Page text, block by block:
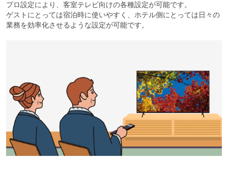
プロ設定により、客室テレビ向けの各種設定が可能です。
ゲストにとっては宿泊時に使いやすく、ホテル側にとっては日々の
業務を効率化させるような設定が可能です。